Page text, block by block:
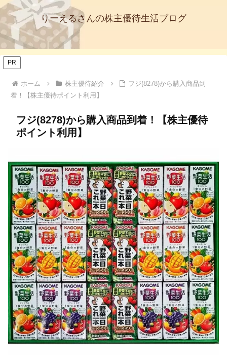
りーえるさんの株主優待生活ブログ
PR
ホーム 株主優待紹介
フジ(8278)から購入商品到
着！【株主優待ポイント利用】
フジ(8278)から購入商品到着！【株主優待
ポイント利用】